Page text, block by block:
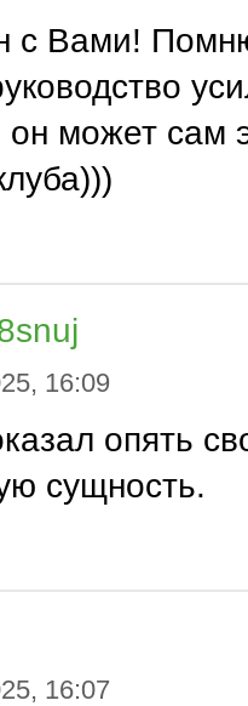
с Вами!
может сам
16:09
опять
сущность.
16:07